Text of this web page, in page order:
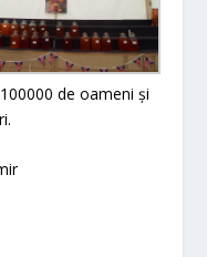
de oameni și